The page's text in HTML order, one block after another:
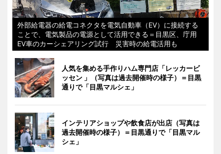
外部給電器の給電コネクタを電気自動車（EV）に接続する
ことで、電気製品の電源として活用できる＝目黒区、庁用
EV車のカーシェアリング試行 災害時の給電活用も
人気を集める手作りハム専門店「レッカービ
ッセン 」（写真は過去開催時の様子）＝目黒
通りで「目黒マルシェ」
インテリアショップや飲食店が出店（写真は
過去開催時の様子）＝目黒通りで「目黒マル
シェ」